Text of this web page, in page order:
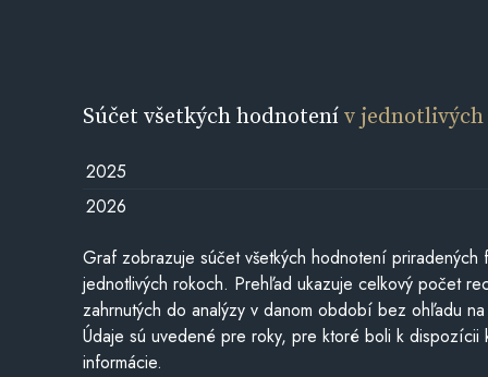
Súčet všetkých hodnotenív
2025
2026
Graf zobrazuje súčet všetkých hodnotení priradených
jednotlivých rokoch. Prehľad ukazuje celkový počet
zahrnutých do analýzy v danom období bez ohľadu
Údaje sú uvedené pre roky, pre ktoré boli k dispozícii
informácie.